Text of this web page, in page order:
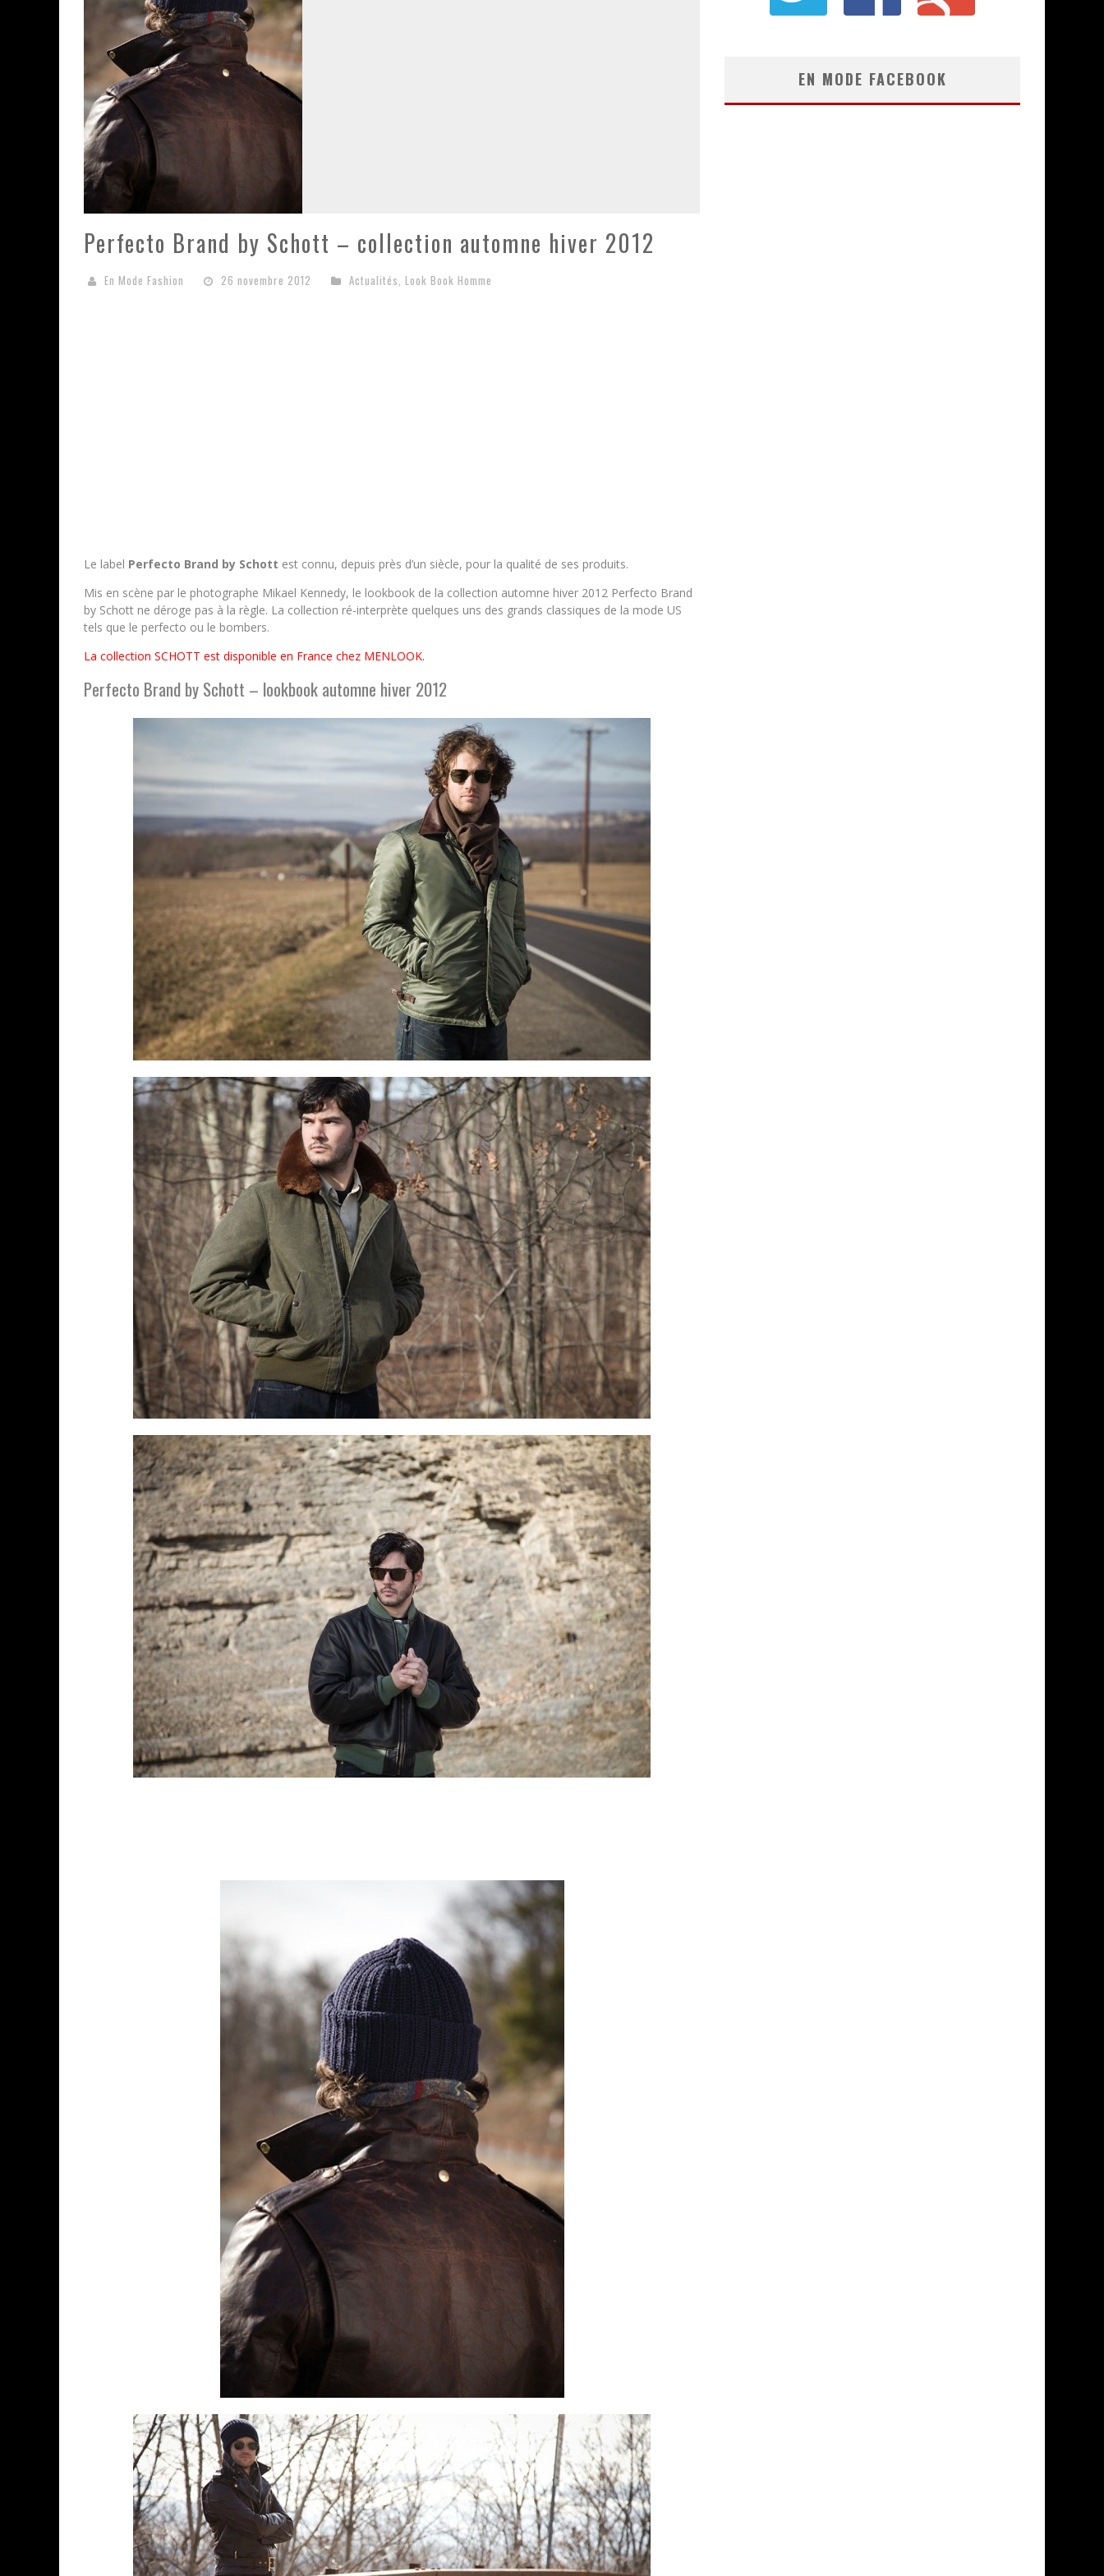
Perfecto Brand by Schott – collection automne hiver 2012
En Mode Fashion 26 novembre 2012 Actualités, Look Book Homme
Le label Perfecto Brand by Schott est connu, depuis près d’un siècle, pour la qualité de ses produits.
Mis en scène par le photographe Mikael Kennedy, le lookbook de la collection automne hiver 2012 Perfecto Brand
by Schott ne déroge pas à la règle. La collection ré-interprète quelques uns des grands classiques de la mode US
tels que le perfecto ou le bombers.
La collection SCHOTT est disponible en France chez MENLOOK.
Perfecto Brand by Schott – lookbook automne hiver 2012
EN MODE FACEBOOK